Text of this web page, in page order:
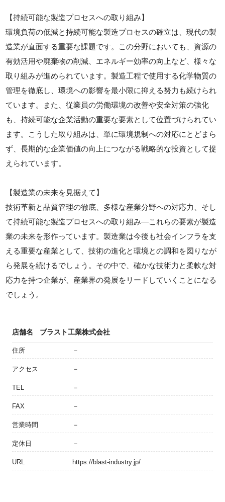
【持続可能な製造プロセスへの取り組み】
環境負荷の低減と持続可能な製造プロセスの確立は、現代の製
造業が直面する重要な課題です。この分野においても、資源の
有効活用や廃棄物の削減、エネルギー効率の向上など、様々な
取り組みが進められています。製造工程で使用する化学物質の
管理を徹底し、環境への影響を最小限に抑える努力も続けられ
ています。また、従業員の労働環境の改善や安全対策の強化
も、持続可能な企業活動の重要な要素として位置づけられてい
ます。こうした取り組みは、単に環境規制への対応にとどまら
ず、長期的な企業価値の向上につながる戦略的な投資として捉
えられています。
【製造業の未来を見据えて】
技術革新と品質管理の徹底、多様な産業分野への対応力、そし
て持続可能な製造プロセスへの取り組み—これらの要素が製造
業の未来を形作っています。製造業は今後も社会インフラを支
える重要な産業として、技術の進化と環境との調和を図りなが
ら発展を続けるでしょう。その中で、確かな技術力と柔軟な対
応力を持つ企業が、産業界の発展をリードしていくことになる
でしょう。
店舗名 ブラスト工業株式会社
住所 －
アクセス －
TEL －
FAX －
営業時間 －
定休日 －
URL https://blast-industry.jp/